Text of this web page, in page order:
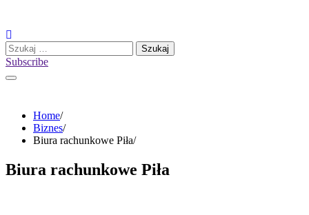
content
Szukaj:
Subscribe
Home
Biznes
Biura rachunkowe Piła
Biura rachunkowe Piła